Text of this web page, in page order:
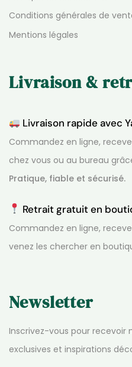
Conditions générales de
Mentions légales
Livraison &
Livraison rapide avec
Commandez en ligne,
chez vous ou au bureau
Pratique, fiable et sécurisé.
Retrait gratuit en
Commandez en ligne,
venez les chercher en
Newsletter
Inscrivez-vous pour recevoir
exclusives et inspirations